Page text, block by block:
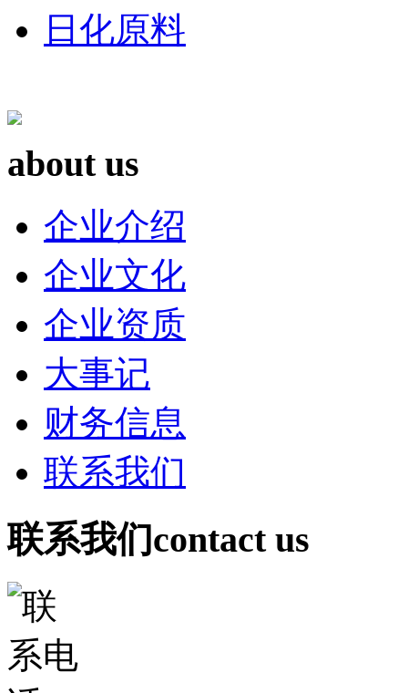
日化原料
about us
企业介绍
企业文化
企业资质
大事记
财务信息
联系我们
联系我们contact us